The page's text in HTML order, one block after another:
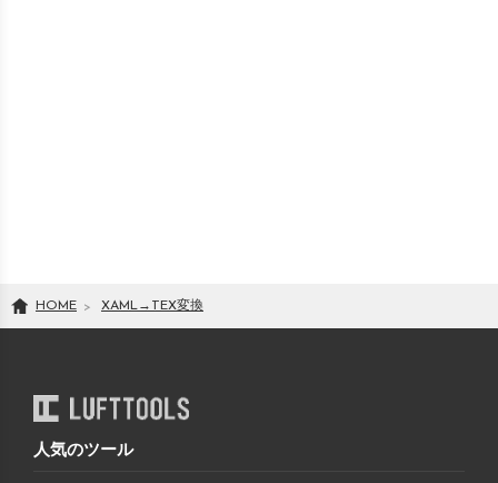
HOME XAML→ TEX変換
人気のツール